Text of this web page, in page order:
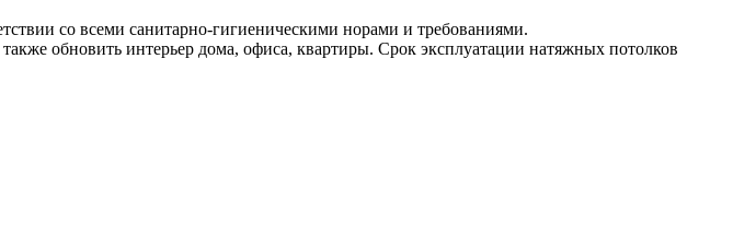
со всеми санитарно-гигиеническими норами и требованиями.
обновить интерьер дома, офиса, квартиры. Срок эксплуатации натяжных потолков